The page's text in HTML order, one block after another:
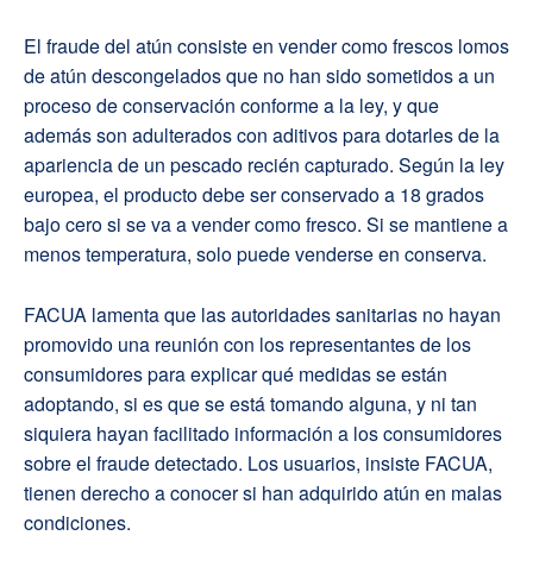
El fraude del atún consiste en vender como frescos lomos
de atún descongelados que no han sido sometidos a un
proceso de conservación conforme a la ley, y que
además son adulterados con aditivos para dotarles de la
apariencia de un pescado recién capturado. Según la ley
europea, el producto debe ser conservado a 18 grados
bajo cero si se va a vender como fresco. Si se mantiene a
menos temperatura, solo puede venderse en conserva.
FACUA lamenta que las autoridades sanitarias no hayan
promovido una reunión con los representantes de los
consumidores para explicar qué medidas se están
adoptando, si es que se está tomando alguna, y ni tan
siquiera hayan facilitado información a los consumidores
sobre el fraude detectado. Los usuarios, insiste FACUA,
tienen derecho a conocer si han adquirido atún en malas
condiciones.